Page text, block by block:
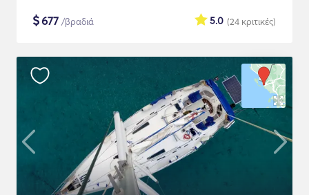
$677 /βραδιά (24 κριτικές)
5.0